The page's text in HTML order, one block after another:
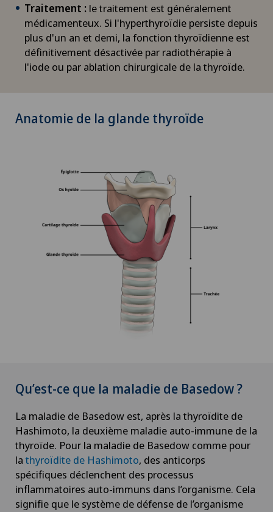
Traitement : le traitement est généralement
médicamenteux. Si l'hyperthyroïdie persiste depuis
plus d'un an et demi, la fonction thyroïdienne est
définitivement désactivée par radiothérapie à
l'iode ou par ablation chirurgicale de la thyroïde.
Anatomie de la glande thyroïde
Qu’est-ce que la maladie de Basedow ?
La maladie de Basedow est, après la thyroïdite de
Hashimoto, la deuxième maladie auto-immune de la
thyroïde. Pour la maladie de Basedow comme pour
la thyroïdite de Hashimoto, des anticorps
spécifiques déclenchent des processus
inflammatoires auto-immuns dans l’organisme. Cela
signifie que le système de défense de l’organisme